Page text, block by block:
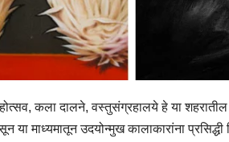
कला दालने, वस्तुसंग्रहालये हे या
माध्यमातून उदयोन्मुख कालाकारांना प्रसिद्धी